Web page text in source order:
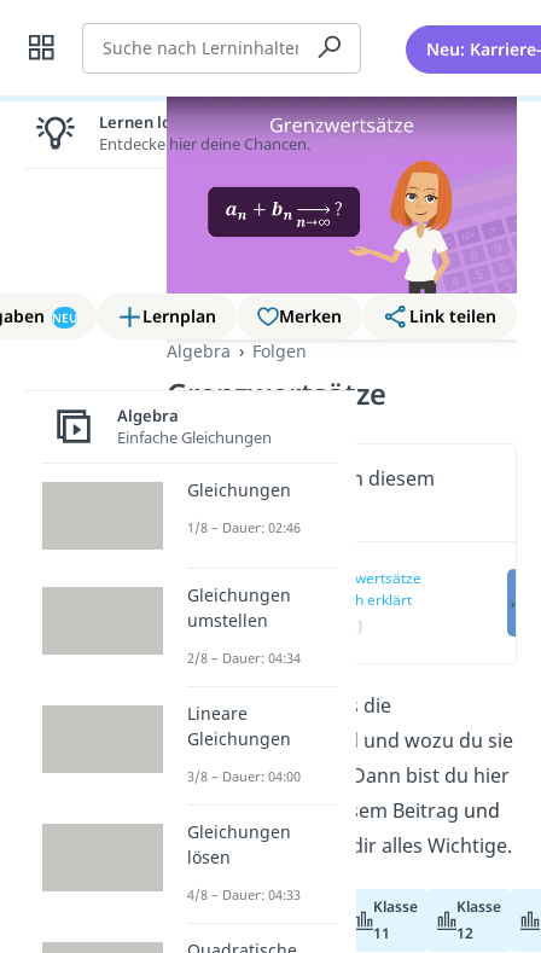
Suche Neu:
NEU Lernplan Merken
Link teilen
Algebra
Folgen
Grenzwertsätze
Wichtige Inhalte in diesem
Grenzwertsätze
einfach erklärt
(00:14)
Du willst wissen, was die
Grenzwertsätze
sind und wozu du sie
verwenden kannst? Dann bist du hier
genau richtig. In diesem Beitrag und
imVideozeigen wir dir alles Wichtige.
Klasse
11
Klasse
12
Lernen lohnt sich!
Entdecke hier deine Chancen.
Algebra
Einfache Gleichungen
Gleichungen
1/8 – Dauer: 02:46
Gleichungen
umstellen
2/8 – Dauer: 04:34
Lineare
Gleichungen
3/8 – Dauer: 04:00
Gleichungen
lösen
4/8 – Dauer: 04:33